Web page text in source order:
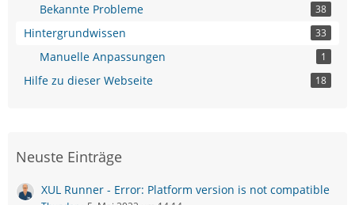
Bekannte Probleme 38
Hintergrundwissen 33
Manuelle Anpassungen 1
Hilfe zu dieser Webseite 18
Neuste Einträge
XUL Runner - Error: Platform version is not compatible